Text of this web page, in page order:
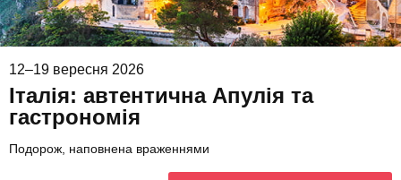
12–19 вересня 2026
Італія: автентична Апулія та
гастрономія
Подорож, наповнена враженнями